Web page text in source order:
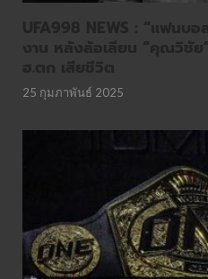
25 กุมภาพันธ์ 2025